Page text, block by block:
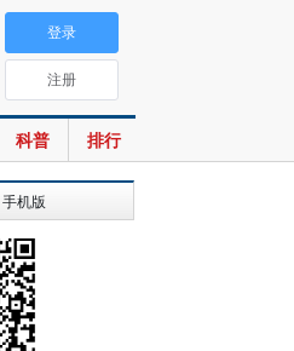
科普 排行
登录
注册
手机版